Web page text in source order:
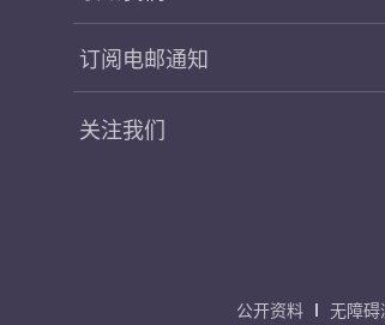
订阅电邮通知
关注我们
公开资料 无障碍